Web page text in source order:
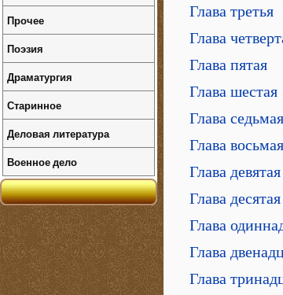
Глава третья
Глава
Глава пятая
Глава шестая
Глава седьмая
Глава восьмая
Глава девятая
Глава десятая
Глава
Глава
Глава
Прочее
Поэзия
Драматургия
Старинное
Деловая литература
Военное дело